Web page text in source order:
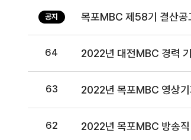
공지 목포MBC 제58기 결산공
64 2022년 대전MBC 경력
63 2022년 목포MBC 영상
62 2022년 목포MBC 방송직